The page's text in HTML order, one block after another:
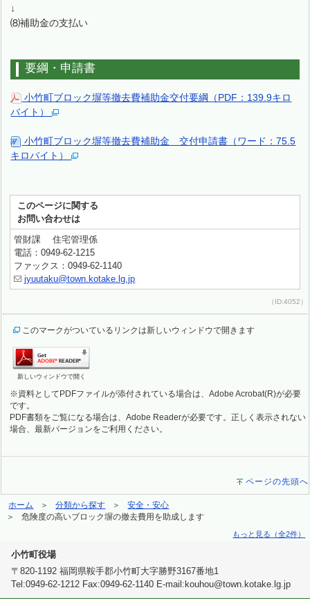
↓
⑻補助金の支払い
要綱・申請書
小竹町ブロック塀等撤去費補助金交付要綱（PDF：139.9キロ
バイト）
小竹町ブロック塀等撤去費補助金 交付申請書（ワード：75.5
キロバイト）
このページに関する
お問い合わせは
管財課 住宅管理係
電話：0949-62-1215
ファックス：0949-62-1140
jyuutaku@town.kotake.lg.jp
（ID:4052）
このマークがついているリンクは新しいウィンドウで開きます
新しいウィンドウで開く
※資料としてPDFファイルが添付されている場合は、Adobe Acrobat(R)が必要
です。
PDF書類をご覧になる場合は、Adobe Readerが必要です。正しく表示されない
場合、最新バージョンをご利用ください。
ページの先頭へ
ホーム 分類から探す
安全・安心
危険度の高いブロック塀の撤去費用を助成します
もっと見る（全2件）
小竹町役場
〒820-1192 福岡県鞍手郡小竹町大字勝野3167番地1
Tel:0949-62-1212 Fax:0949-62-1140 E-mail:kouhou@town.kotake.lg.jp